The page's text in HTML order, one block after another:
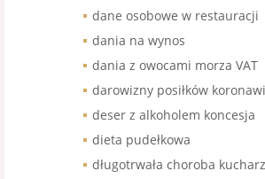
dane osobowe w restauracji
dania na wynos
dania z owocami morza VAT
darowizny posiłków
deser z alkoholem koncesja
dieta pudełkowa
długotrwała choroba